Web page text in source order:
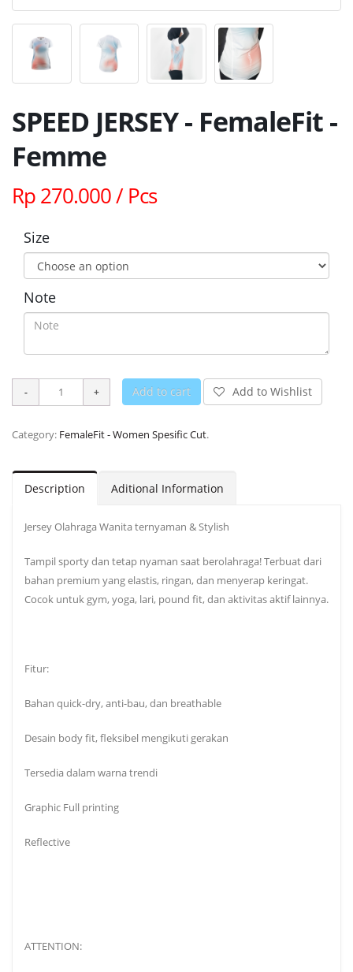
SPEED JERSEY - FemaleFit -
Femme
Rp 270.000 / Pcs
Size
Note
Add to cart Add to Wishlist
Category: FemaleFit - Women Spesific Cut.
Description Aditional Information
Jersey Olahraga Wanita ternyaman & Stylish
Tampil sporty dan tetap nyaman saat berolahraga! Terbuat dari
bahan premium yang elastis, ringan, dan menyerap keringat.
Cocok untuk gym, yoga, lari, pound fit, dan aktivitas aktif lainnya.
Fitur:
Bahan quick-dry, anti-bau, dan breathable
Desain body fit, fleksibel mengikuti gerakan
Tersedia dalam warna trendi
Graphic Full printing
Reflective
ATTENTION: